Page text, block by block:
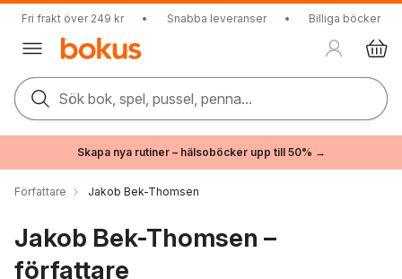
Fri frakt över 249 kr • Snabba leveranser • Billiga böcker
Sök bok, spel, pussel, penna...
Skapa nya rutiner – hälsoböcker upp till 50% →
Författare Jakob Bek-Thomsen
Jakob Bek-Thomsen –
författare